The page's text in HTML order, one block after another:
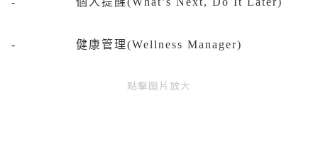
- 健康管理(Wellness Manager)
點擊圖片放大